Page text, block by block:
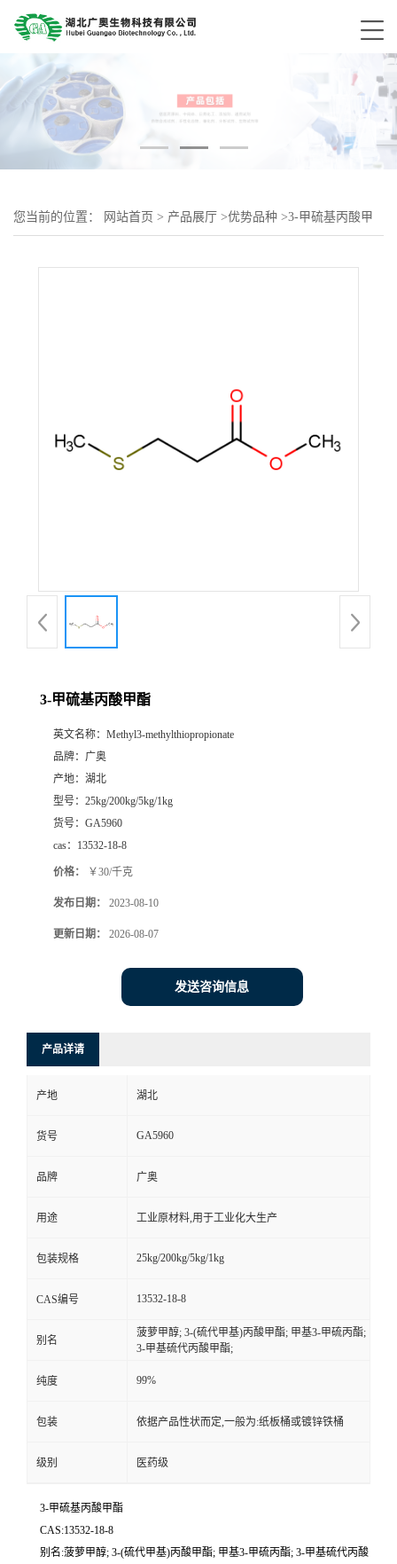
您当前的位置： 网站首页 > 产品展厅 >优势品种 >3-甲硫基丙酸甲
3-甲硫基丙酸甲酯
英文名称： Methyl3-methylthiopropionate
品牌： 广奥
产地： 湖北
型号： 25kg/200kg/5kg/1kg
货号： GA5960
cas： 13532-18-8
价格： ￥30/千克
发布日期： 2023-08-10
更新日期： 2026-08-07
发送咨询信息
产品详请
产地 湖北
货号 GA5960
品牌 广奥
用途 工业原材料,用于工业化大生产
包装规格 25kg/200kg/5kg/1kg
CAS编号 13532-18-8
别名
菠萝甲醇; 3-(硫代甲基)丙酸甲酯; 甲基3-甲硫丙酯;
3-甲基硫代丙酸甲酯;
纯度 99%
包装 依据产品性状而定,一般为:纸板桶或镀锌铁桶
级别 医药级
3-甲硫基丙酸甲酯
CAS:13532-18-8
别名:菠萝甲醇; 3-(硫代甲基)丙酸甲酯; 甲基3-甲硫丙酯; 3-甲基硫代丙酸